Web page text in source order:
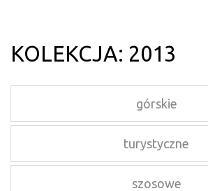
KOLEKCJA: 2013
górskie
turystyczne
szosowe